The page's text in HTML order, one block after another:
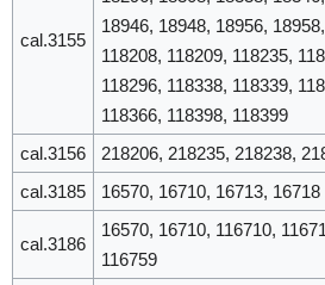
cal.3155
18946, 18948, 18956,
118208, 118209, 118235,
118296, 118338, 118339,
118366, 118398, 118399
cal.3156 218206, 218235, 218238,
cal.3185
16570, 16710, 16713, 16718
cal.3186
16570, 16710, 116710,
116759